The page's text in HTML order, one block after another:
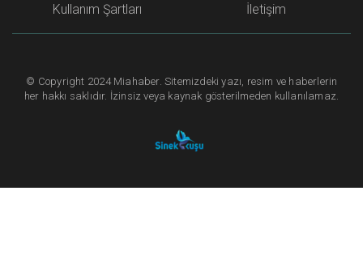
Kullanım Şartları
İletişim
© Copyright 2024 Miahaber. Sitemizdeki yazı, resim ve haberlerin
her hakkı saklıdır. İzinsiz veya kaynak gösterilmeden kullanılamaz.